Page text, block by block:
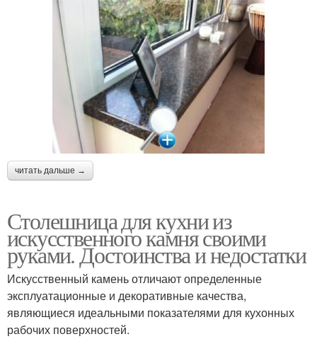
читать дальше →
Столешница для кухни из
искусственного камня своими
руками. Достоинства и недостатки
Искусственный камень отличают определенные
эксплуатационные и декоративные качества,
являющиеся идеальными показателями для кухонных
рабочих поверхностей.